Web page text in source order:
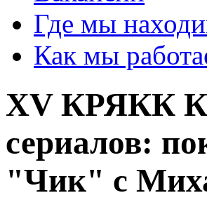
Где мы
Как мы
XV КРЯКК
сериалов:
"Чик" с